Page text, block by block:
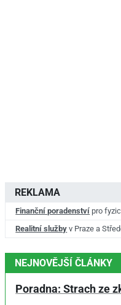
REKLAMA
Finanční poradenství pro
Realitní služby v Praze a
NEJNOVĚJŠÍ ČLÁNKY
Poradna: Strach ze